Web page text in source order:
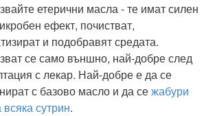
етерични масла - те имат силен
ефект, почистват,
и подобравят средата.
се само външно, най-добре след
с лекар. Най-добре е да се
с базово масло и да сежабури
всяка сутрин.